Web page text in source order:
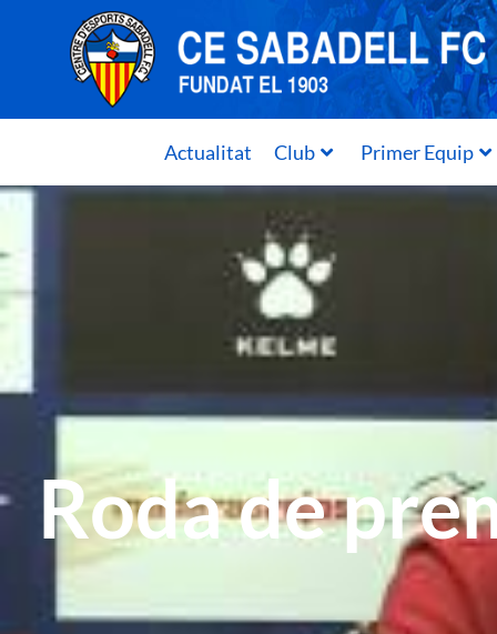
Actualitat Club Primer Equip
Roda de